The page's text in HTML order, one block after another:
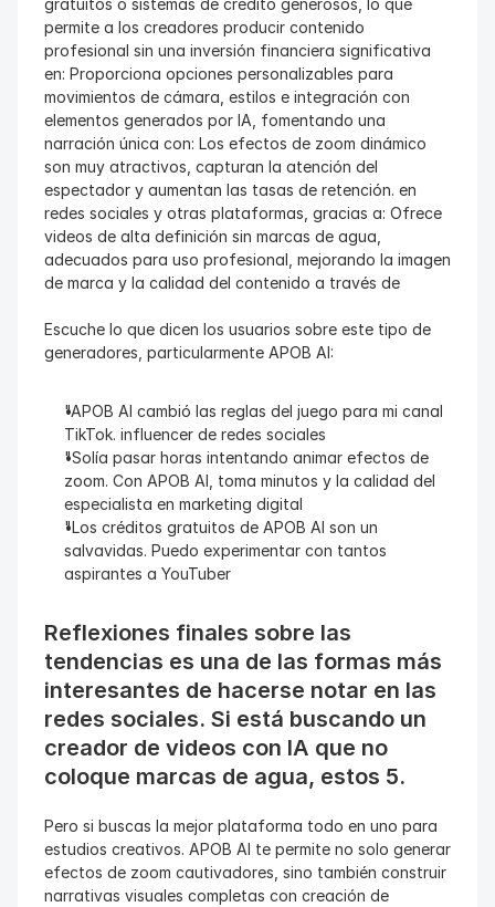
gratuitos o sistemas de crédito generosos, lo que
permite a los creadores producir contenido
profesional sin una inversión financiera significativa
en: Proporciona opciones personalizables para
movimientos de cámara, estilos e integración con
elementos generados por IA, fomentando una
narración única con: Los efectos de zoom dinámico
son muy atractivos, capturan la atención del
espectador y aumentan las tasas de retención. en
redes sociales y otras plataformas, gracias a: Ofrece
videos de alta definición sin marcas de agua,
adecuados para uso profesional, mejorando la imagen
de marca y la calidad del contenido a través de
Escuche lo que dicen los usuarios sobre este tipo de
generadores, particularmente APOB AI:
"APOB AI cambió las reglas del juego para mi canal
TikTok. influencer de redes sociales
"Solía pasar horas intentando animar efectos de
zoom. Con APOB AI, toma minutos y la calidad del
especialista en marketing digital
"Los créditos gratuitos de APOB AI son un
salvavidas. Puedo experimentar con tantos
aspirantes a YouTuber
Reflexiones finales sobre las
tendencias es una de las formas más
interesantes de hacerse notar en las
redes sociales. Si está buscando un
creador de videos con IA que no
coloque marcas de agua, estos 5.
Pero si buscas la mejor plataforma todo en uno para
estudios creativos. APOB AI te permite no solo generar
efectos de zoom cautivadores, sino también construir
narrativas visuales completas con creación de